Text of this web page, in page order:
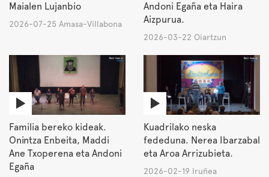
Maialen Lujanbio
2026-07-25 Amasa-Villabona
Andoni Egaña eta Haira
Aizpurua.
2026-03-22 Oiartzun
Familia bereko kideak.
Onintza Enbeita, Maddi
Ane Txoperena eta Andoni
Egaña
Kuadrilako neska
fededuna. Nerea Ibarzabal
eta Aroa Arrizubieta.
2026-02-19 Iruñea